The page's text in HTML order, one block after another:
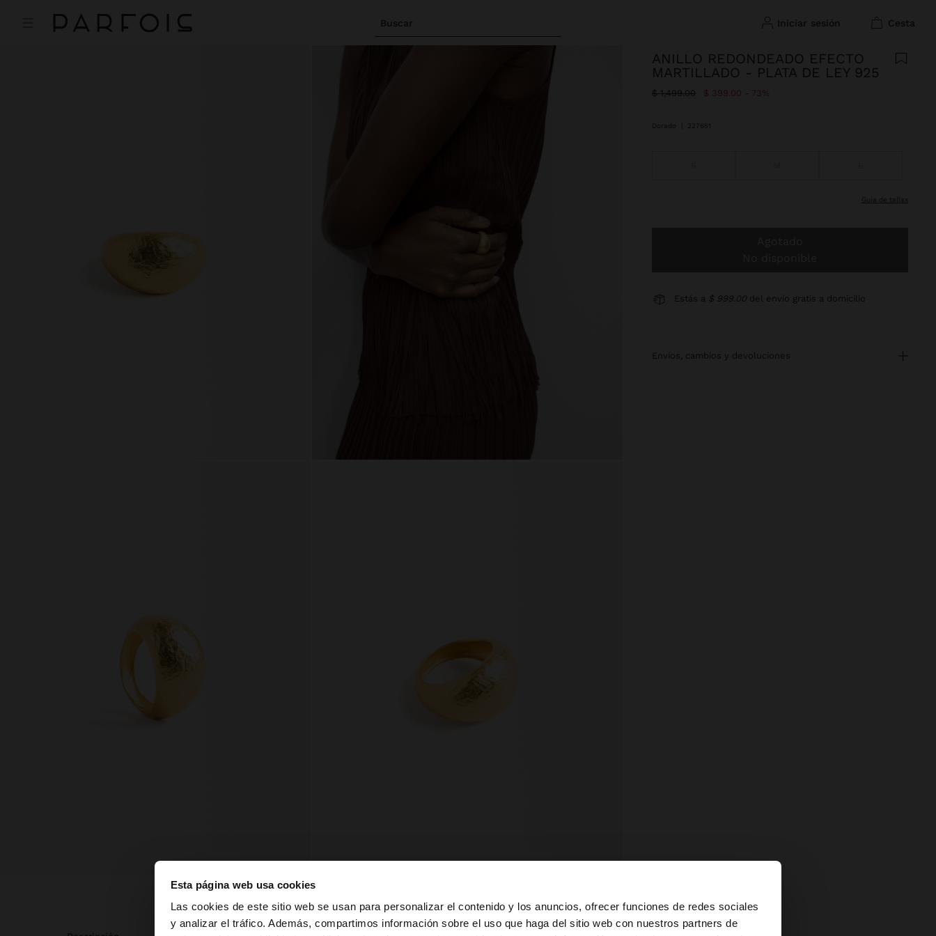
Esta página web usa cookies
Las cookies de este sitio web se usan para personalizar el contenido y los anuncios, ofrecer funciones de redes sociales
y analizar el tráfico. Además, compartimos información sobre el uso que haga del sitio web con nuestros partners de
Buscar iniciar sesión cesta
hola ×
ANILLO REDONDEADO EFECTO
MARTILLADO - PLATA DE LEY 925
Precio rebajado de
$ 1,499.00A $ 399.00 73%
Dorado 227651
guía de tallas
Estás a $ 999.00 del envío gratis a domicilio
envíos, cambios y devoluciones